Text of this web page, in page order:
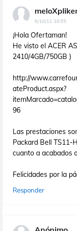
6/10/11 16:55
¡Hola Ofertaman!
He visto el ACER
2410/4GB/750GB )
http://
ateProduct.aspx?
96
Las prestaciones
Packard Bell TS11-
cuanto a acabados
Felicidades por la
Responder